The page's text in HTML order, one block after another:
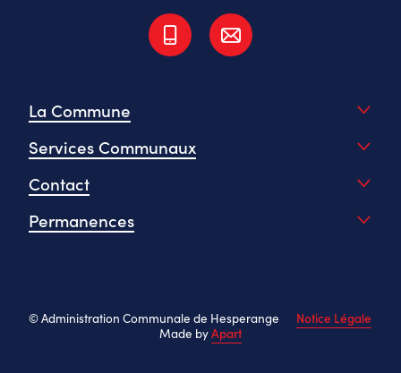
La Commune
Services Communaux
Contact
Permanences
© Administration Communale de Hesperange
Notice Légale
Made byApart